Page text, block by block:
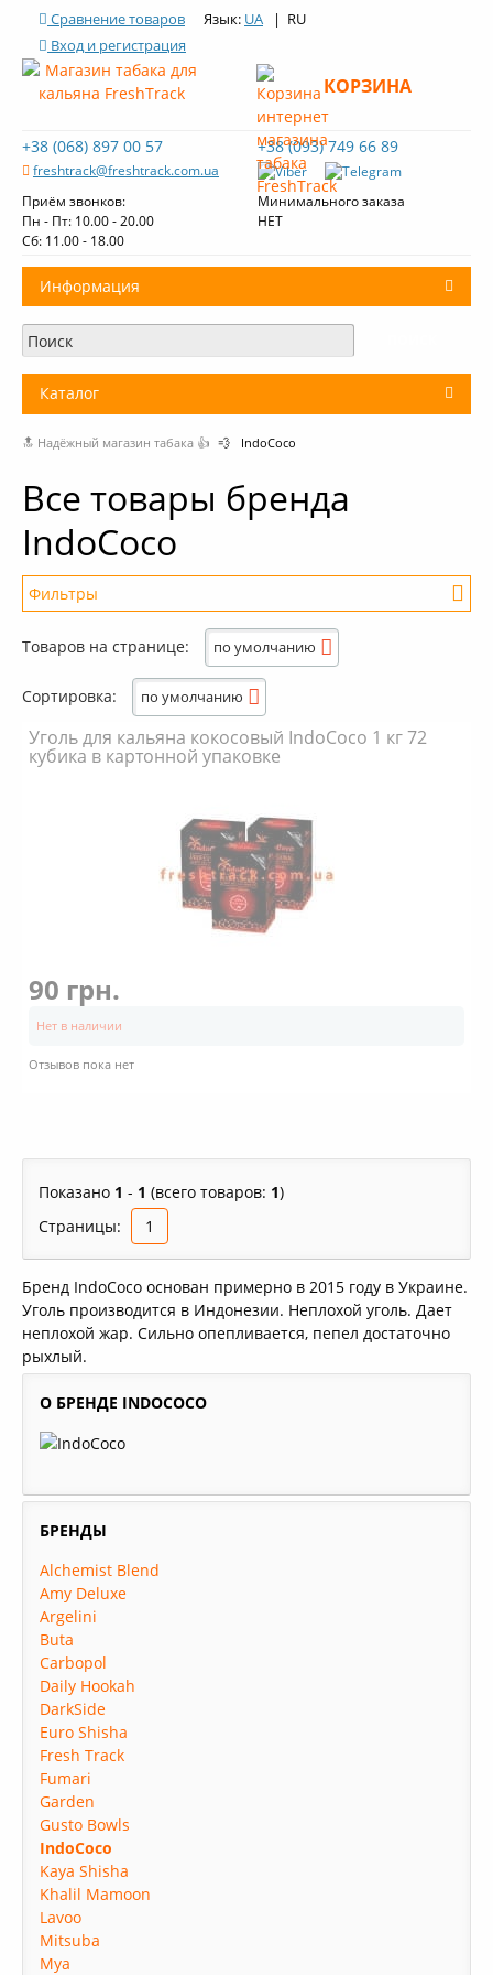
Сравнение товаров Язык: UA | RU
Вход и регистрация
+38 (068) 897 00 57
freshtrack@freshtrack.com.ua
+38 (093) 749 66 89
Приём звонков:
Пн - Пт: 10.00 - 20.00
Cб: 11.00 - 18.00
Минимального заказа
НЕТ
КОРЗИНА
Информация
О нас
Доставка и оплата
Каталог
Табак для кальяна
Уголь для кальяна
Кальяны
Аксессуары для кальяна
+
Новинки
РАСПРОДАЖА -%
Условия опта
🔝 Надёжный магазин табака 👍 💨 IndoCoco
Все товары бренда
IndoCoco
Фильтры
Товаров на странице: по умолчанию
Сортировка: по умолчанию
Уголь для кальяна кокосовый IndoCoco 1 кг 72
кубика в картонной упаковке
90 грн.
Нет в наличии
Отзывов пока нет
Показано 1 - 1 (всего товаров: 1)
Страницы:
1
Бренд IndoCoco основан примерно в 2015 году в Украине.
Уголь производится в Индонезии. Неплохой уголь. Дает
неплохой жар. Сильно опепливается, пепел достаточно
рыхлый.
О БРЕНДЕ INDOCOCO
БРЕНДЫ
Alchemist Blend
Amy Deluxe
Argelini
Buta
Carbopol
Daily Hookah
DarkSide
Euro Shisha
Fresh Track
Fumari
Garden
Gusto Bowls
IndoCoco
Kaya Shisha
Khalil Mamoon
Lavoo
Mitsuba
Mya